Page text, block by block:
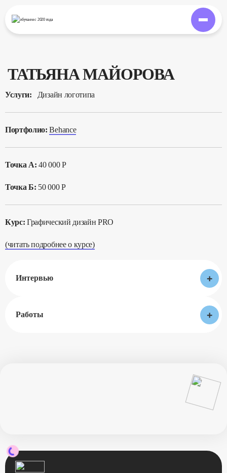
обучаемс 2020 года
ТАТЬЯНА МАЙОРОВА
Услуги: Дизайн логотипа
Портфолио:Behance
Точка А: 40 000 Р
Точка Б: 50 000 Р
Курс:Графический дизайн PRO
(читать подробнее о курсе)
Интервью +
Работы +